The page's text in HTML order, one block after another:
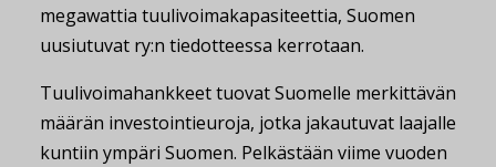
megawattia tuulivoimakapasiteettia, Suomen
uusiutuvat ry:n tiedotteessa kerrotaan.
Tuulivoimahankkeet tuovat Suomelle merkittävän
määrän investointieuroja, jotka jakautuvat laajalle
kuntiin ympäri Suomen. Pelkästään viime vuoden